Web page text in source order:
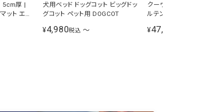
5cm厚 |
ト エア
犬用ベッド ドッグコット ビッグドッ
グコット ペット用 DOGCOT
¥4,980税込 〜
クーヴァ KURVE 2ルー
ルテント 大型 5人用 サ
¥47,980